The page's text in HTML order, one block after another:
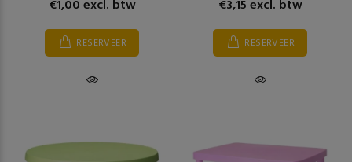
€1,00 excl. btw
RESERVEER
€3,15 excl. btw
RESERVEER